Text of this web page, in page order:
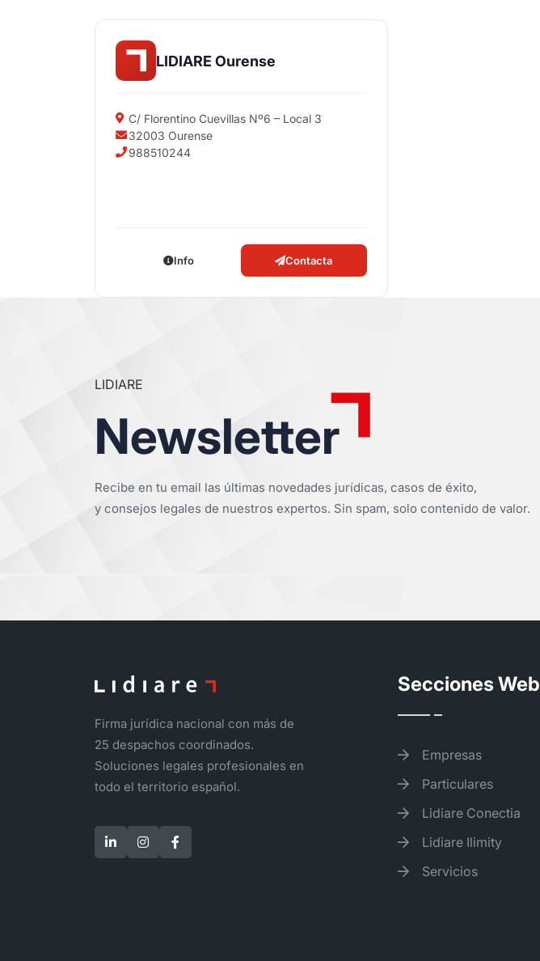
LIDIARE Ourense
C/ Florentino Cuevillas Nº6 – Local 3
32003 Ourense
988510244
Info Contacta
LIDIARE
Newsletter
Recibe en tu email las últimas novedades jurídicas, casos de éxito,
y consejos legales de nuestros expertos. Sin spam, solo contenido de valor.
Firma jurídica nacional con más de
25 despachos coordinados.
Soluciones legales profesionales en
todo el territorio español.
Secciones Web
Empresas
Particulares
Lidiare Conectia
Lidiare Ilimity
Servicios